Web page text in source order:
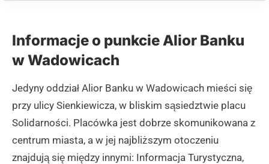
Informacje o punkcie Alior Banku
w Wadowicach
Jedyny oddział Alior Banku w Wadowicach mieści się
przy ulicy Sienkiewicza, w bliskim sąsiedztwie placu
Solidarności. Placówka jest dobrze skomunikowana z
centrum miasta, a w jej najbliższym otoczeniu
znajdują się między innymi: Informacja Turystyczna,